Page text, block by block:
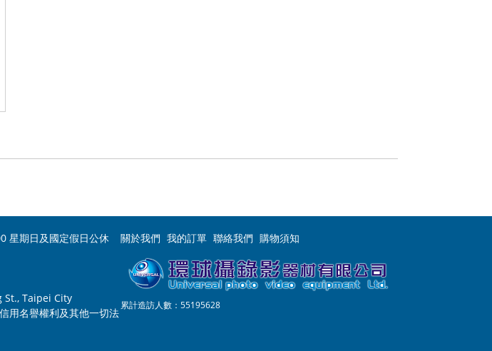
星期日及國定假日公休
St., Taipei City
用名譽權利及其他一切法
關於我們 我的訂單 聯絡我們 購物須知
累計造訪人數：55195628